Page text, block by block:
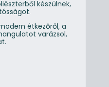
készülnek,
étkezőről, a
varázsol,